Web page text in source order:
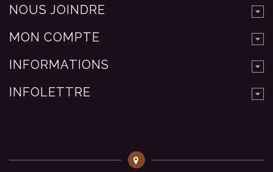
NOUS JOINDRE
MON COMPTE
INFORMATIONS
INFOLETTRE